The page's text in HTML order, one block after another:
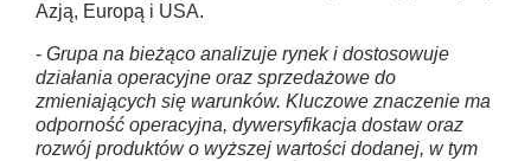
Azją, Europą i USA.
- Grupa na bieżąco analizuje rynek i dostosowuje
działania operacyjne oraz sprzedażowe do
zmieniających się warunków. Kluczowe znaczenie ma
odporność operacyjna, dywersyfikacja dostaw oraz
rozwój produktów o wyższej wartości dodanej, w tym